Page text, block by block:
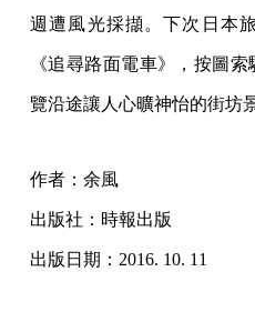
週遭風光採擷。下次日本
《追尋路面電車》，按圖
覽沿途讓人心曠神怡的街坊
作者：余風
出版社：時報出版
出版日期：2016. 10. 11